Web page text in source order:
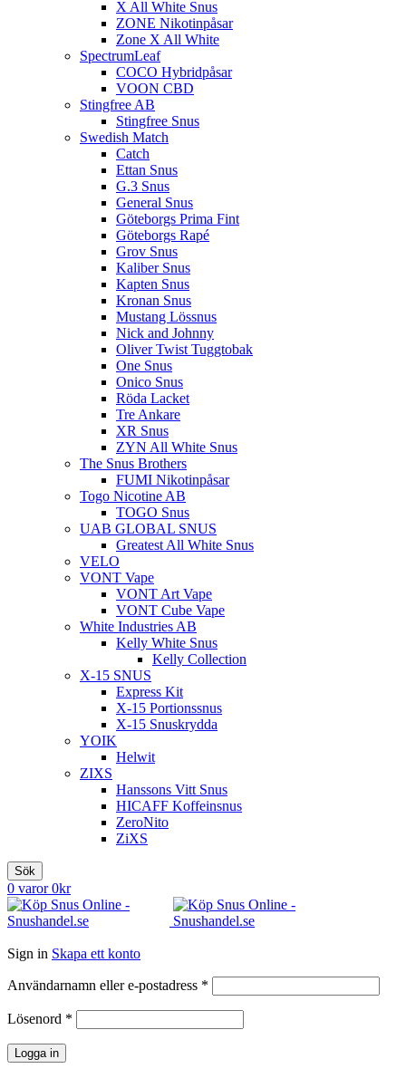
X All White Snus
ZONE Nikotinpåsar
Zone X All White
SpectrumLeaf
COCO Hybridpåsar
VOON CBD
Stingfree AB
Stingfree Snus
Swedish Match
Catch
Ettan Snus
G.3 Snus
General Snus
Göteborgs Prima Fint
Göteborgs Rapé
Grov Snus
Kaliber Snus
Kapten Snus
Kronan Snus
Mustang Lössnus
Nick and Johnny
Oliver Twist Tuggtobak
One Snus
Onico Snus
Röda Lacket
Tre Ankare
XR Snus
ZYN All White Snus
The Snus Brothers
FUMI Nikotinpåsar
Togo Nicotine AB
TOGO Snus
UAB GLOBAL SNUS
Greatest All White Snus
VELO
VONT Vape
VONT Art Vape
VONT Cube Vape
White Industries AB
Kelly White Snus
Kelly Collection
X-15 SNUS
Express Kit
X-15 Portionssnus
X-15 Snuskrydda
YOIK
Helwit
ZIXS
Hanssons Vitt Snus
HICAFF Koffeinsnus
ZeroNito
ZiXS
Sök
0 varor 0kr
Sign in Skapa ett konto
Användarnamn eller e-postadress *
Lösenord *
Logga in